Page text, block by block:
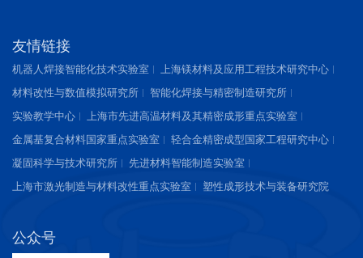
友情链接
机器人焊接智能化技术实验室
上海镁材料及应用工程技术研究中心
材料改性与数值模拟研究所
智能化焊接与精密制造研究所
实验教学中心
上海市先进高温材料及其精密成形重点实验室
金属基复合材料国家重点实验室
轻合金精密成型国家工程研究中心
凝固科学与技术研究所
先进材料智能制造实验室
上海市激光制造与材料改性重点实验室
塑性成形技术与装备研究院
公众号